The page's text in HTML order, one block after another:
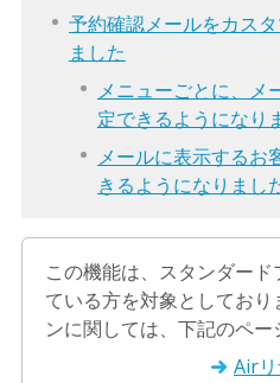
予約確認メールをカス
ました
メニューごとに、メ
定できるようになり
メールに表示するお
きるようになりまし
この機能は、スタンダー
ている方を対象としてお
ンに関しては、下記のペー
Air